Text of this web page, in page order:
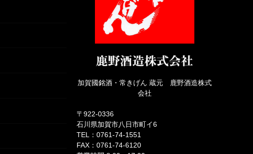
加賀國銘酒・常きげん 蔵元 鹿野酒造株式
会社
〒922-0336
石川県加賀市八日市町イ6
TEL：0761-74-1551
FAX：0761-74-6120